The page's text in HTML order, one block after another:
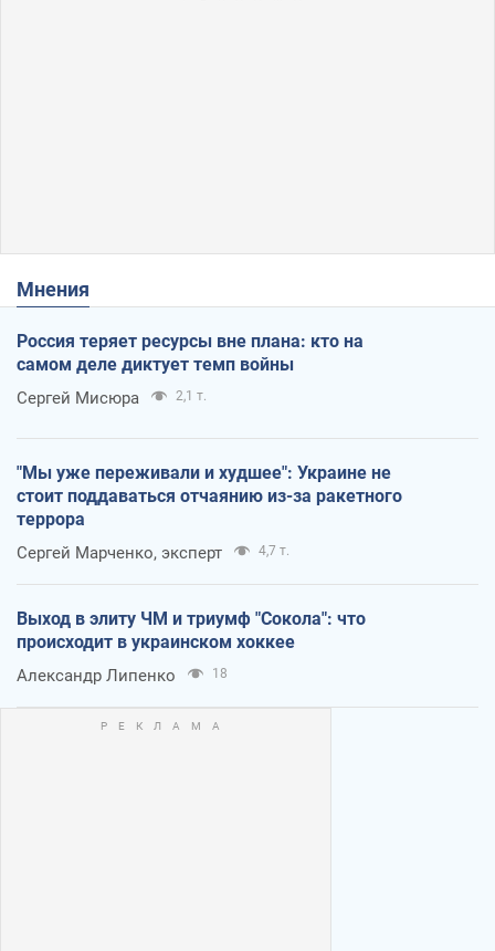
Мнения
Россия теряет ресурсы вне плана: кто на
самом деле диктует темп войны
Сергей Мисюра 2,1 т.
"Мы уже переживали и худшее": Украине не
стоит поддаваться отчаянию из-за ракетного
террора
Сергей Марченко, эксперт 4,7 т.
Выход в элиту ЧМ и триумф "Сокола": что
происходит в украинском хоккее
Александр Липенко 18